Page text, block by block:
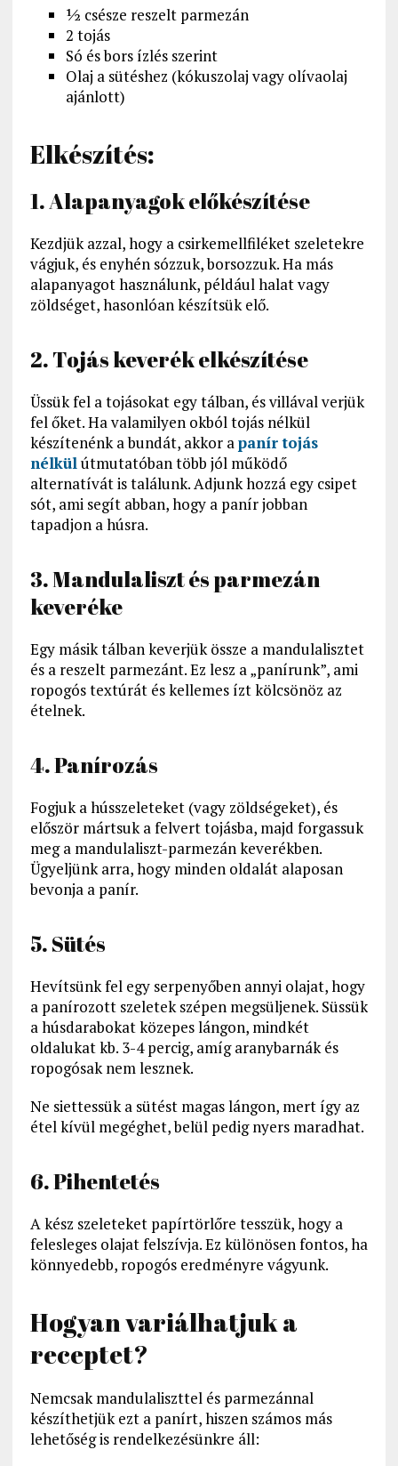
½ csésze reszelt parmezán
2 tojás
Só és bors ízlés szerint
Olaj a sütéshez (kókuszolaj vagy olívaolaj
ajánlott)
Elkészítés:
1. Alapanyagok előkészítése
Kezdjük azzal, hogy a csirkemellfiléket szeletekre
vágjuk, és enyhén sózzuk, borsozzuk. Ha más
alapanyagot használunk, például halat vagy
zöldséget, hasonlóan készítsük elő.
2. Tojás keverék elkészítése
Üssük fel a tojásokat egy tálban, és villával verjük
fel őket. Ha valamilyen okból tojás nélkül
készítenénk a bundát, akkor apanír tojás
nélkülútmutatóban több jól működő
alternatívát is találunk. Adjunk hozzá egy csipet
sót, ami segít abban, hogy a panír jobban
tapadjon a húsra.
3. Mandulaliszt és parmezán
keveréke
Egy másik tálban keverjük össze a mandulalisztet
és a reszelt parmezánt. Ez lesz a „panírunk”, ami
ropogós textúrát és kellemes ízt kölcsönöz az
ételnek.
4. Panírozás
Fogjuk a hússzeleteket (vagy zöldségeket), és
először mártsuk a felvert tojásba, majd forgassuk
meg a mandulaliszt-parmezán keverékben.
Ügyeljünk arra, hogy minden oldalát alaposan
bevonja a panír.
5. Sütés
Hevítsünk fel egy serpenyőben annyi olajat, hogy
a panírozott szeletek szépen megsüljenek. Süssük
a húsdarabokat közepes lángon, mindkét
oldalukat kb. 3-4 percig, amíg aranybarnák és
ropogósak nem lesznek.
Ne siettessük a sütést magas lángon, mert így az
étel kívül megéghet, belül pedig nyers maradhat.
6. Pihentetés
A kész szeleteket papírtörlőre tesszük, hogy a
felesleges olajat felszívja. Ez különösen fontos, ha
könnyedebb, ropogós eredményre vágyunk.
Hogyan variálhatjuk a
receptet?
Nemcsak mandulaliszttel és parmezánnal
készíthetjük ezt a panírt, hiszen számos más
lehetőség is rendelkezésünkre áll: